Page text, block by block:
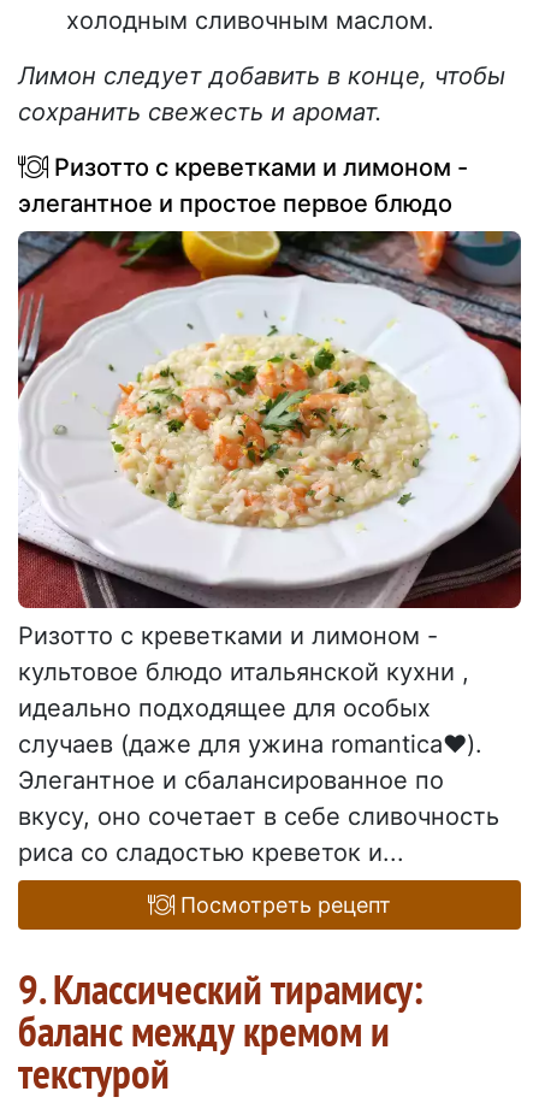
холодным сливочным маслом.
Лимон следует добавить в конце, чтобы
сохранить свежесть и аромат.
Ризотто с креветками и лимоном -
элегантное и простое первое блюдо
Ризотто с креветками и лимоном -
культовое блюдо итальянской кухни ,
идеально подходящее для особых
случаев (даже для ужина romantica❤️).
Элегантное и сбалансированное по
вкусу, оно сочетает в себе сливочность
риса со сладостью креветок и...
Посмотреть рецепт
9. Классический тирамису:
баланс между кремом и
текстурой